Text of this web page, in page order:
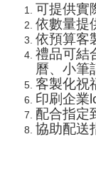
可提供實
依數量提
依預算客
禮品可結
曆、小筆
客製化祝
印刷企業
配合指定
協助配送